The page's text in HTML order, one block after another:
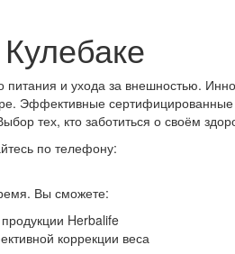
и ухода за внешностью.
Эффективные сертифицированные
тех, кто заботиться о своём
по телефону:
Вы сможете:
Herbalife
коррекции веса